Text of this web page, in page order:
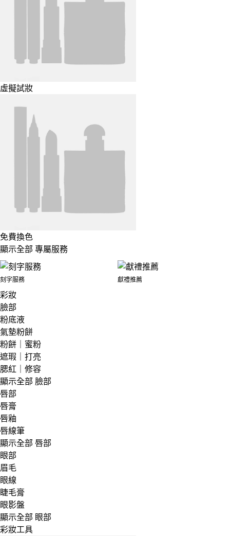
虛擬試妝
免費換色
顯示全部 專屬服務
刻字服務 獻禮推薦
彩妝
臉部
粉底液
氣墊粉餅
粉餅｜蜜粉
遮瑕｜打亮
腮紅｜修容
顯示全部 臉部
唇部
唇膏
唇釉
唇線筆
顯示全部 唇部
眼部
眉毛
眼線
睫毛膏
眼影盤
顯示全部 眼部
彩妝工具